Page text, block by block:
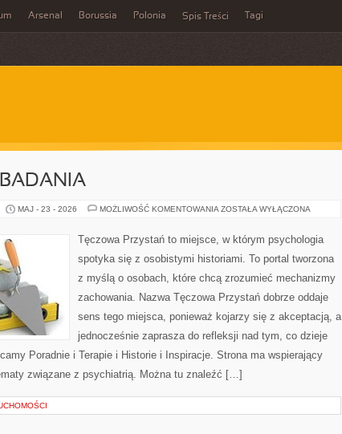
Arsenal Borussia Polonia Spis Treści Tagi
MAJ - 23 - 2026 MOŻLIWOŚĆ KOMENTOWANIA NOWINKI
ZOSTAŁA WYŁĄCZONA
Tęczowa Przystań to miejsce, w którym psychologia
spotyka się z osobistymi historiami. To portal tworzona
z myślą o osobach, które chcą zrozumieć mechanizmy
zachowania. Nazwa Tęczowa Przystań dobrze oddaje
sens tego miejsca, ponieważ kojarzy się z akceptacją, a
jednocześnie zaprasza do refleksji nad tym, co dzieje
Poradnie i Terapie i Historie i Inspiracje. Strona ma wspierający
związane z psychiatrią. Można tu znaleźć […]